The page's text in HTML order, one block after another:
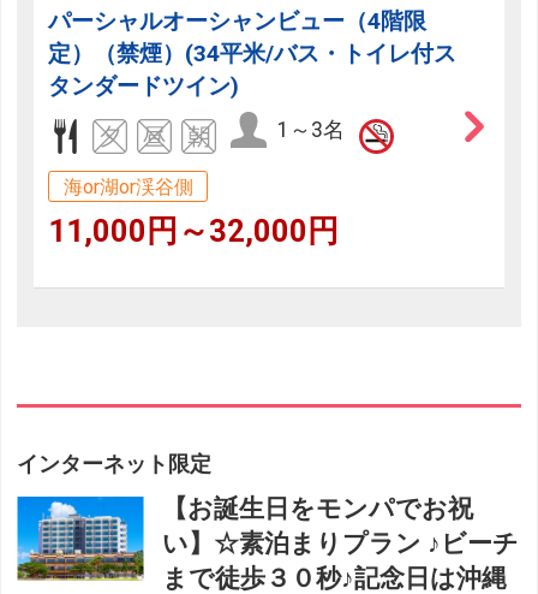
パーシャルオーシャンビュー（4階限
定）（禁煙）(34平米/バス・トイレ付ス
タンダードツイン)
1～3名
海or湖or渓谷側
11,000円～32,000円
インターネット限定
【お誕生日をモンパでお祝
い】☆素泊まりプラン ♪ビーチ
まで徒歩３０秒♪記念日は沖縄